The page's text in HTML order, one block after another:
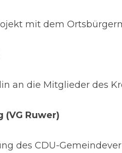
mit dem
an die Mitglieder des
Ruwer)
des CDU-